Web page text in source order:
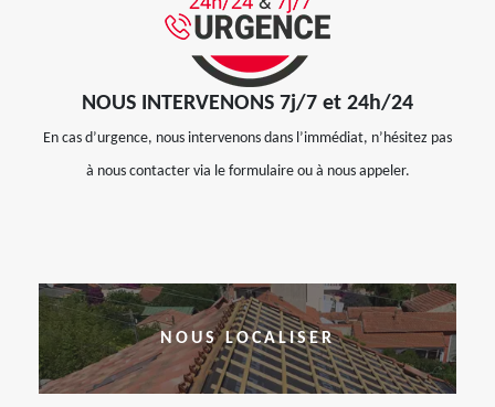
NOUS INTERVENONS 7j/7 et 24h/24
En cas d’urgence, nous intervenons dans l’immédiat, n’hésitez pas
à nous contacter via le formulaire ou à nous appeler.
NOUS LOCALISER